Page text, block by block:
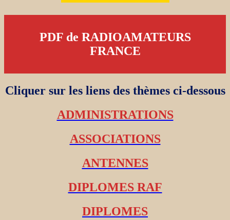
PDF de RADIOAMATEURS
FRANCE
Cliquer sur les liens des thèmes ci-dessous
ADMINISTRATIONS
ASSOCIATIONS
ANTENNES
DIPLOMES RAF
DIPLOMES